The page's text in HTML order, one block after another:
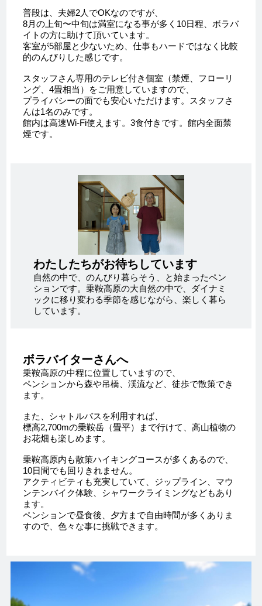
普段は、夫婦2人でOKなのですが、
8月の上旬〜中旬は満室になる事が多く10日程、ボラバ
イトの方に助けて頂いています。
客室が5部屋と少ないため、仕事もハードではなく比較
的のんびりした感じです。
スタッフさん専用のテレビ付き個室（禁煙、フローリ
ング、4畳相当）をご用意していますので、
プライバシーの面でも安心いただけます。スタッフさ
んは1名のみです。
館内は高速Wi-Fi使えます。3食付きです。館内全面禁
煙です。
わたしたちがお待ちしています
自然の中で、のんびり暮らそう、と始まったペン
ションです。乗鞍高原の大自然の中で、ダイナミ
ックに移り変わる季節を感じながら、楽しく暮ら
しています。
ボラバイターさんへ
乗鞍高原の中程に位置していますので、
ペンションから森や吊橋、渓流など、徒歩で散策でき
ます。
また、シャトルバスを利用すれば、
標高2,700mの乗鞍岳（畳平）まで行けて、高山植物の
お花畑も楽しめます。
乗鞍高原内も散策ハイキングコースが多くあるので、
10日間でも回りきれません。
アクティビティも充実していて、ジップライン、マウ
ンテンバイク体験、シャワークライミングなどもあり
ます。
ペンションで昼食後、夕方まで自由時間が多くありま
すので、色々な事に挑戦できます。